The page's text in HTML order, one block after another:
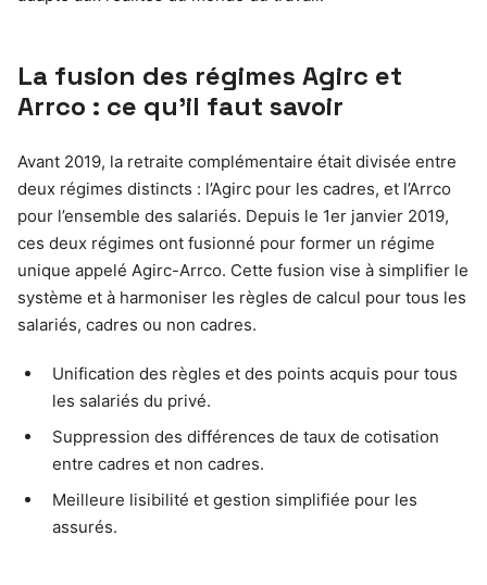
La fusion des régimes Agirc et
Arrco : ce qu’il faut savoir
Avant 2019, la retraite complémentaire était divisée entre
deux régimes distincts : l’Agirc pour les cadres, et l’Arrco
pour l’ensemble des salariés. Depuis le 1er janvier 2019,
ces deux régimes ont fusionné pour former un régime
unique appelé Agirc-Arrco. Cette fusion vise à simplifier le
système et à harmoniser les règles de calcul pour tous les
salariés, cadres ou non cadres.
Unification des règles et des points acquis pour tous
les salariés du privé.
Suppression des différences de taux de cotisation
entre cadres et non cadres.
Meilleure lisibilité et gestion simplifiée pour les
assurés.